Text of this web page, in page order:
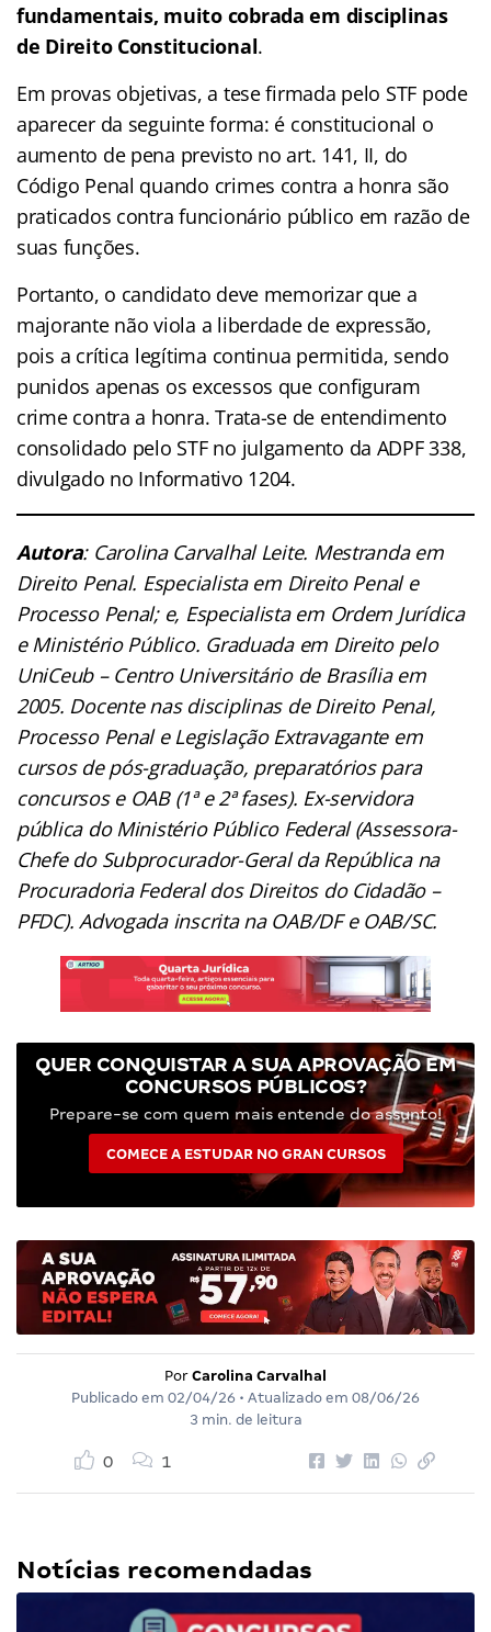
fundamentais, muito cobrada em disciplinas
de Direito Constitucional.
Em provas objetivas, a tese firmada pelo STF pode
aparecer da seguinte forma: é constitucional o
aumento de pena previsto no art. 141, II, do
Código Penal quando crimes contra a honra são
praticados contra funcionário público em razão de
suas funções.
Portanto, o candidato deve memorizar que a
majorante não viola a liberdade de expressão,
pois a crítica legítima continua permitida, sendo
punidos apenas os excessos que configuram
crime contra a honra. Trata-se de entendimento
consolidado pelo STF no julgamento da ADPF 338,
divulgado no Informativo 1204.
Autora: Carolina Carvalhal Leite. Mestranda em
Direito Penal. Especialista em Direito Penal e
Processo Penal; e, Especialista em Ordem Jurídica
e Ministério Público. Graduada em Direito pelo
UniCeub – Centro Universitário de Brasília em
2005. Docente nas disciplinas de Direito Penal,
Processo Penal e Legislação Extravagante em
cursos de pós-graduação, preparatórios para
concursos e OAB (1ª e 2ª fases). Ex-servidora
pública do Ministério Público Federal (Assessora-
Chefe do Subprocurador-Geral da República na
Procuradoria Federal dos Direitos do Cidadão –
PFDC). Advogada inscrita na OAB/DF e OAB/SC.
QUER CONQUISTAR A SUA APROVAÇÃO EM
CONCURSOS PÚBLICOS?
Prepare-se com quem mais entende do assunto!
COMECE A ESTUDAR NO GRAN CURSOS
Por Carolina Carvalhal
Publicado em 02/04/26 • Atualizado em 08/06/26
3 min. de leitura
0 1
Notícias recomendadas